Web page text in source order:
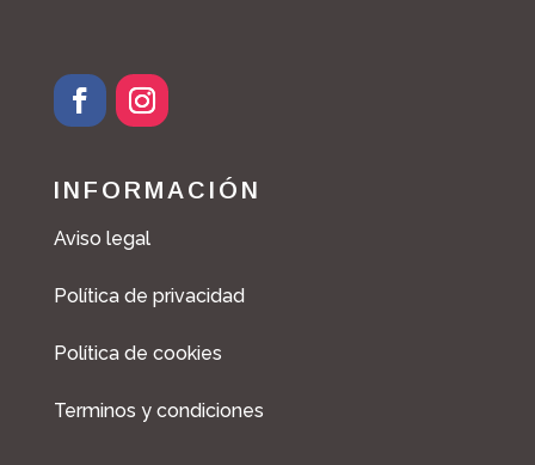
INFORMACIÓN
Aviso legal
Política de privacidad
Política de cookies
Terminos y condiciones